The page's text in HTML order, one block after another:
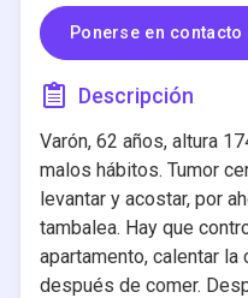
Ponerse en
Descripción
Varón, 62 años, altura
malos hábitos. Tumor
levantar y acostar, por
tambalea. Hay que
apartamento, calentar la
después de comer.